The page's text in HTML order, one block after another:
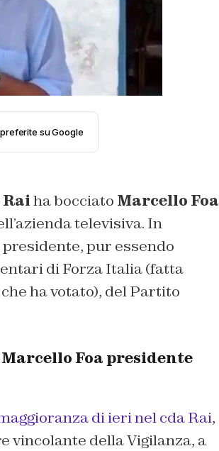
su Google
ha bocciato Marcello Foa
televisiva. In
pur essendo
di Forza Italia (fatta
ha votato), del Partito
Foa presidente
di ieri nel cda Rai,
vincolante della Vigilanza, a